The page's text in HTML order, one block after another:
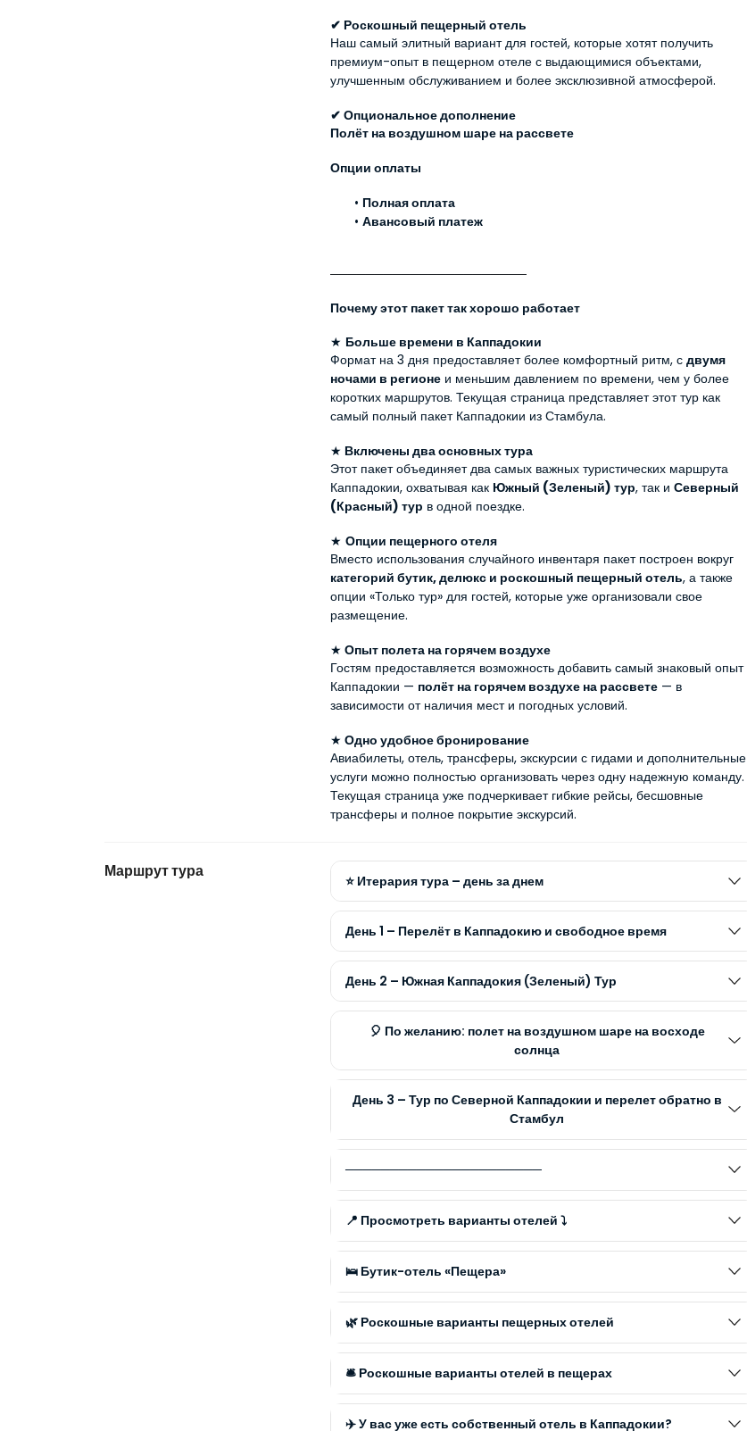
✔ Роскошный пещерный отель
Наш самый элитный вариант для гостей, которые хотят получить
премиум-опыт в пещерном отеле с выдающимися объектами,
улучшенным обслуживанием и более эксклюзивной атмосферой.
✔ Опциональное дополнение
Полёт на воздушном шаре на рассвете
Опции оплаты
Полная оплата
Авансовый платеж
Почему этот пакет так хорошо работает
★ Больше времени в Каппадокии
Формат на 3 дня предоставляет более комфортный ритм, с двумя
ночами в регионе и меньшим давлением по времени, чем у более
коротких маршрутов. Текущая страница представляет этот тур как
самый полный пакет Каппадокии из Стамбула.
★ Включены два основных тура
Этот пакет объединяет два самых важных туристических маршрута
Каппадокии, охватывая как Южный (Зеленый) тур, так и Северный
(Красный) тур в одной поездке.
★ Опции пещерного отеля
категорий бутик, делюкс и роскошный пещерный отель, а также
опции «Только тур» для гостей, которые уже организовали свое
размещение.
★ Опыт полета на горячем воздухе
Гостям предоставляется возможность добавить самый знаковый опыт
Каппадокии — полёт на горячем воздухе на рассвете — в
зависимости от наличия мест и погодных условий.
★ Одно удобное бронирование
Авиабилеты, отель, трансферы, экскурсии с гидами и дополнительные
услуги можно полностью организовать через одну надежную команду.
Текущая страница уже подчеркивает гибкие рейсы, бесшовные
трансферы и полное покрытие экскурсий.
Маршрут тура ⭐ Итерария тура – день за днем
День 1 – Перелёт в Каппадокию и свободное время
День 2 – Южная Каппадокия (Зеленый) Тур
🎈 По желанию: полет на воздушном шаре на восходе
солнца
День 3 – Тур по Северной Каппадокии и перелет обратно в
Стамбул
──────────────────────
📍 Просмотреть варианты отелей ⤵️
🛌 Бутик-отель «Пещера»
🌿 Роскошные варианты пещерных отелей
🛎️ Роскошные варианты отелей в пещерах
✈️ У вас уже есть собственный отель в Каппадокии?